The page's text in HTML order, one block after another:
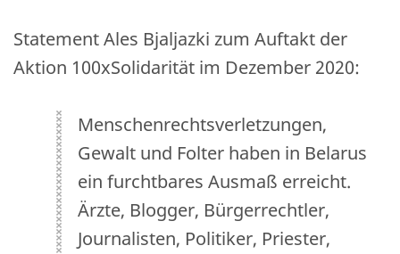
Statement Ales Bjaljazki zum Auftakt der
Aktion 100xSolidarität im Dezember 2020:
Menschenrechtsverletzungen,
Gewalt und Folter haben in Belarus
ein furchtbares Ausmaß erreicht.
Ärzte, Blogger, Bürgerrechtler,
Journalisten, Politiker, Priester,